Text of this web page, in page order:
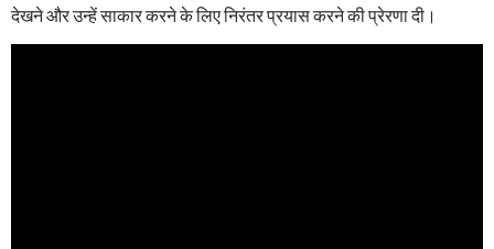
देखने और उन्हें साकार करने के लिए निरंतर प्रयास करने की प्रेरणा दी।